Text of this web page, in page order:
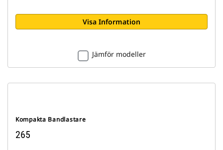
Visa Information
Jämför modeller
Kompakta Bandlastare
265